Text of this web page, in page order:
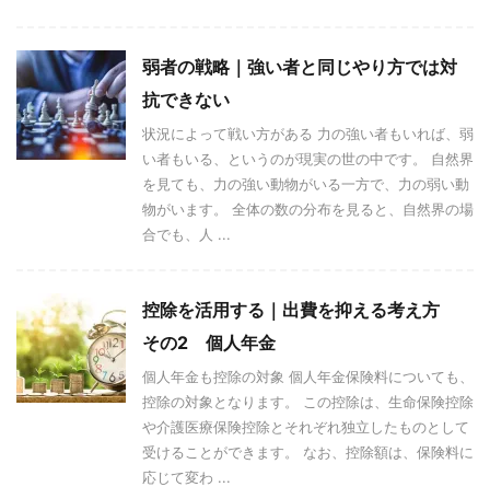
弱者の戦略｜強い者と同じやり方では対
抗できない
状況によって戦い方がある 力の強い者もいれば、弱
い者もいる、というのが現実の世の中です。 自然界
を見ても、力の強い動物がいる一方で、力の弱い動
物がいます。 全体の数の分布を見ると、自然界の場
合でも、人 ...
控除を活用する｜出費を抑える考え方
その2 個人年金
個人年金も控除の対象 個人年金保険料についても、
控除の対象となります。 この控除は、生命保険控除
や介護医療保険控除とそれぞれ独立したものとして
受けることができます。 なお、控除額は、保険料に
応じて変わ ...